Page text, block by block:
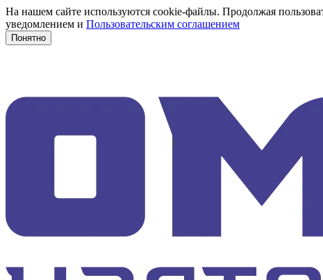
На нашем сайте используются cookie-файлы. Продолжая
уведомлением и Пользовательским соглашением
Понятно